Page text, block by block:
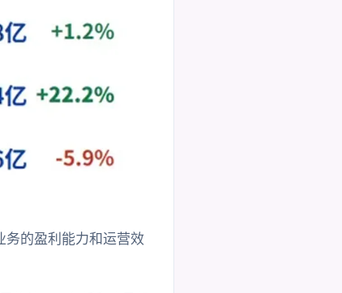
务的盈利能力和运营效